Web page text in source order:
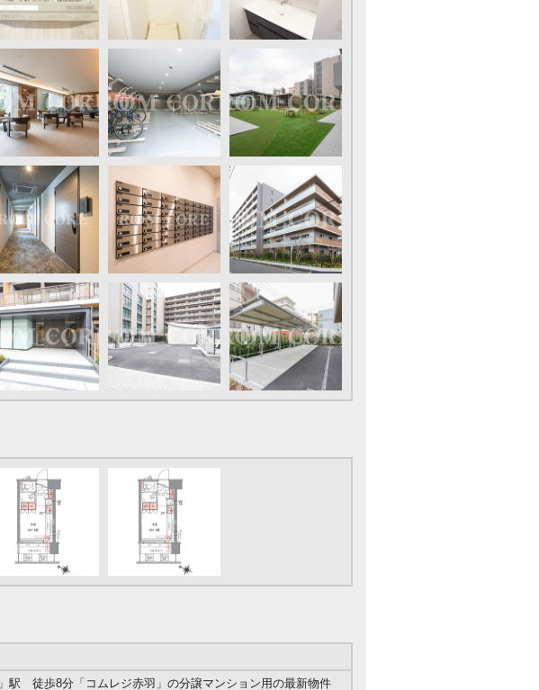
」駅 徒歩8分「コムレジ赤羽」の分譲マンション用の最新物件